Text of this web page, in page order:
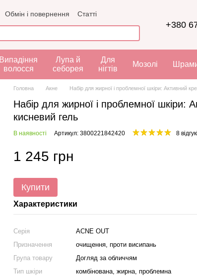
Обмін і повернення
Статті
+380
Випадіння
волосся
Лупа й
себорея
Для
нігтів
Мозолі
Головна Акне Набір для жирної і проблемної шкіри: Активний
Набір для жирної і проблемної шкіри:
кисневий гель
В наявності Артикул: 3800221842420 8
1 245 грн
Купити
Характеристики
Серія
ACNE OUT
Призначення
очищення, проти висипань
Група товару
Догляд за обличчям
Тип шкіри
комбінована, жирна, проблемна